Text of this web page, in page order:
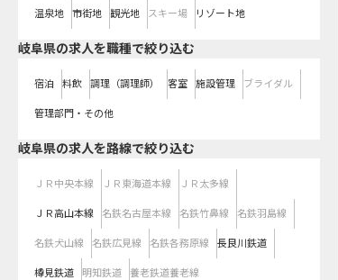
温泉地 市街地 観光地 スキー場 リゾート地
岐阜県の求人を職種で絞り込む
宿泊 料飲 調理（調理師） 客室 施設管理 ブライダル
管理部門・その他
岐阜県の求人を路線で絞り込む
ＪＲ中央本線 ＪＲ東海道本線 ＪＲ太多線
ＪＲ高山本線 名鉄名古屋本線 名鉄竹鼻線 名鉄羽島線
名鉄犬山線 名鉄広見線 名鉄各務原線 長良川鉄道
樽見鉄道 明知鉄道 養老鉄道養老線